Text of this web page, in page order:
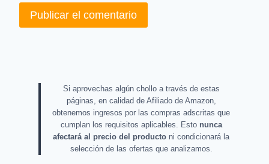
Si aprovechas algún chollo a través de estas
páginas, en calidad de Afiliado de Amazon,
obtenemos ingresos por las compras adscritas que
cumplan los requisitos aplicables. Esto nunca
afectará al precio del producto ni condicionará la
selección de las ofertas que analizamos.